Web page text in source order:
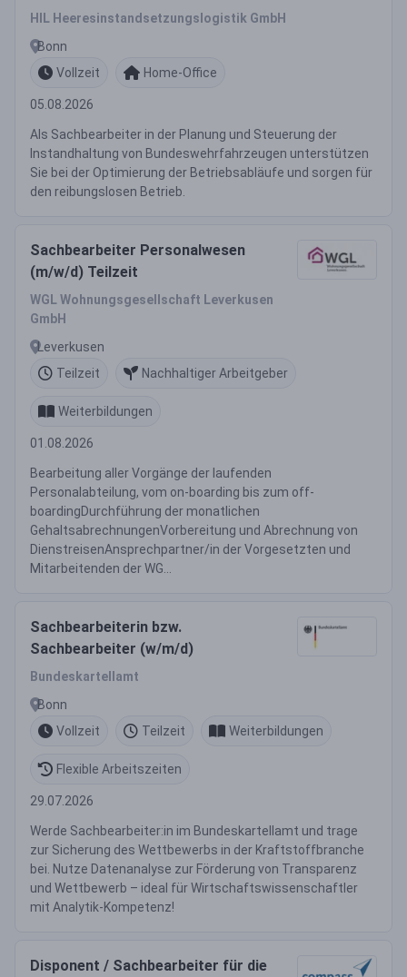
Elternzeitvertretung
HIL Heeresinstandsetzungslogistik GmbH
Bonn
Vollzeit
Home-Office
05.08.2026
Als Sachbearbeiter in der Planung und Steuerung der
Instandhaltung von Bundeswehrfahrzeugen unterstützen
Sie bei der Optimierung der Betriebsabläufe und sorgen für
den reibungslosen Betrieb.
Sachbearbeiter Personalwesen
(m/w/d) Teilzeit
WGL Wohnungsgesellschaft Leverkusen
GmbH
Leverkusen
Teilzeit
Nachhaltiger Arbeitgeber
Weiterbildungen
01.08.2026
Bearbeitung aller Vorgänge der laufenden
Personalabteilung, vom on-boarding bis zum off-
boardingDurchführung der monatlichen
GehaltsabrechnungenVorbereitung und Abrechnung von
DienstreisenAnsprechpartner/in der Vorgesetzten und
Mitarbeitenden der WG...
Sachbearbeiterin bzw.
Sachbearbeiter (w/m/d)
Bundeskartellamt
Bonn
Vollzeit
Teilzeit Weiterbildungen
Flexible Arbeitszeiten
29.07.2026
Werde Sachbearbeiter:in im Bundeskartellamt und trage
zur Sicherung des Wettbewerbs in der Kraftstoffbranche
bei. Nutze Datenanalyse zur Förderung von Transparenz
und Wettbewerb – ideal für Wirtschaftswissenschaftler
mit Analytik-Kompetenz!
Disponent / Sachbearbeiter für die